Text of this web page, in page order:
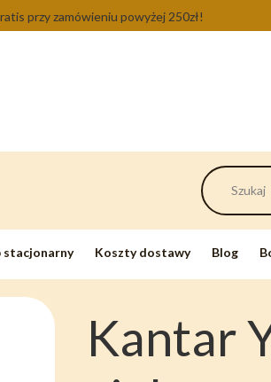
przy zamówieniu powyżej 250zł!
Koszty dostawy Blog
Kantar